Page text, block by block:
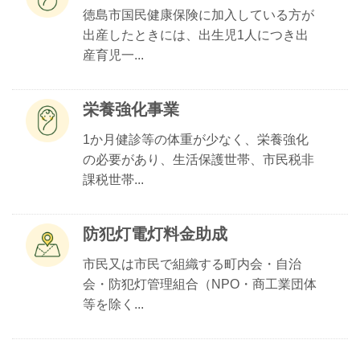
徳島市国民健康保険に加入している方が
出産したときには、出生児1人につき出
産育児一...
栄養強化事業
1か月健診等の体重が少なく、栄養強化
の必要があり、生活保護世帯、市民税非
課税世帯...
防犯灯電灯料金助成
市民又は市民で組織する町内会・自治
会・防犯灯管理組合（NPO・商工業団体
等を除く...